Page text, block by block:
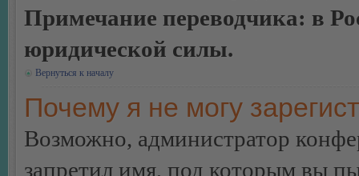
Примечание переводчика: в
юридической силы.
Вернуться к началу
Почему я не могу
Возможно, администратор
запретил имя, под которым вы